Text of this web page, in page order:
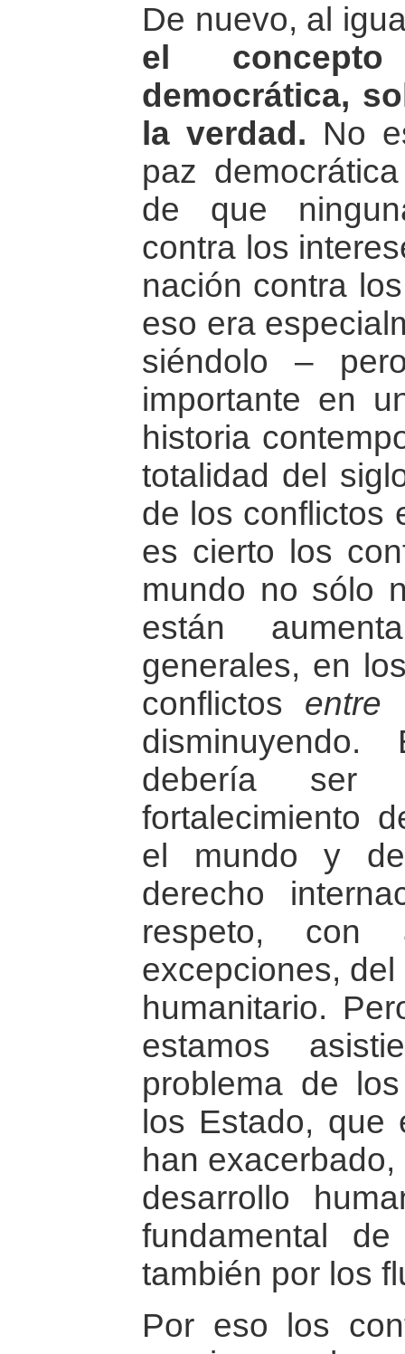
De nuevo, al
el
democrática,
la verdad. No
paz
de que
contra los
nación contra
eso era
siéndolo –
importante en
historia
totalidad del
de los conflictos
es cierto los
mundo no sólo
están
generales, en
conflictos entre
debería ser
fortalecimiento
el mundo y
derecho
respeto, con
excepciones,
humanitario.
estamos
problema de
los Estado, que
han
desarrollo
fundamental
también por los
Por eso los